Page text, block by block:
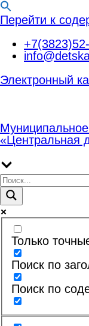
Перейти к
Электронный
«Центральная
Только
Поиск по
Поиск по